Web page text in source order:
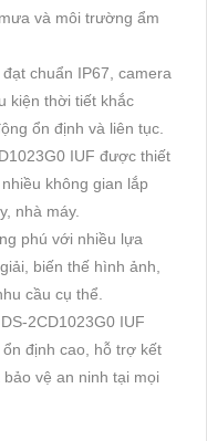
và môi trường ẩm
chuẩn IP67, camera
kiện thời tiết khắc
ổn định và liên tục.
IUF được thiết
không gian lắp
nhà máy.
phú với nhiều lựa
biến thế hình ảnh,
cầu cụ thể.
2CD1023G0 IUF
định cao, hỗ trợ kết
vệ an ninh tại mọi